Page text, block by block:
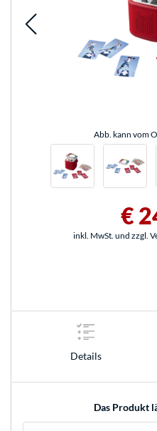
Abb. kann vom
€
inkl. MwSt. und zzgl.
Details
Das Produkt